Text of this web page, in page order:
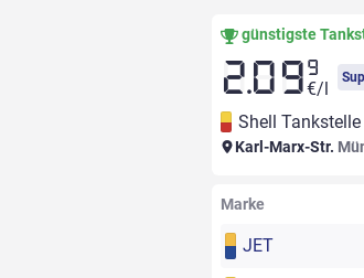
günstigste
2.09 9
€/l
Shell Tankstelle
Karl-Marx-Str.
Marke
JET